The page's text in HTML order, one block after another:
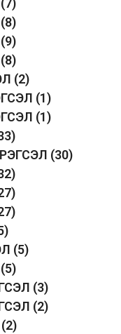
(7)
(8)
(9)
(8)
(2)
(1)
(1)
(30)
(5)
(5)
(3)
(2)
(2)